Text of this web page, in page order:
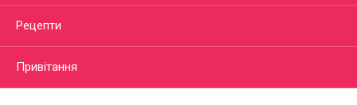
Рецепти
Привітання